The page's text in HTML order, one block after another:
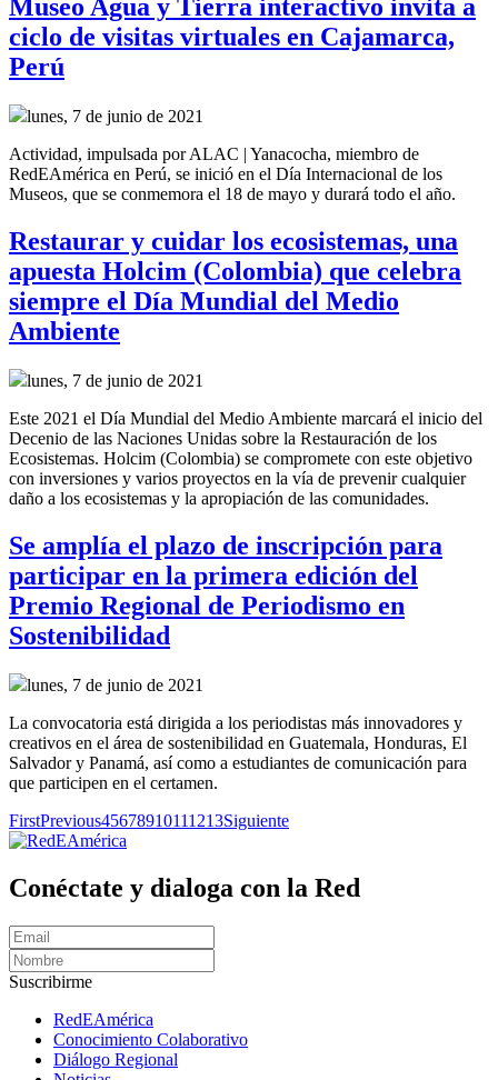
Museo Agua y Tierra interactivo invita a
ciclo de visitas virtuales en Cajamarca,
Perú
lunes, 7 de junio de 2021
Actividad, impulsada por ALAC | Yanacocha, miembro de
RedEAmérica en Perú, se inició en el Día Internacional de los
Museos, que se conmemora el 18 de mayo y durará todo el año.
Restaurar y cuidar los ecosistemas, una
apuesta Holcim (Colombia) que celebra
siempre el Día Mundial del Medio
Ambiente
lunes, 7 de junio de 2021
Este 2021 el Día Mundial del Medio Ambiente marcará el inicio del
Decenio de las Naciones Unidas sobre la Restauración de los
Ecosistemas. Holcim (Colombia) se compromete con este objetivo
con inversiones y varios proyectos en la vía de prevenir cualquier
daño a los ecosistemas y la apropiación de las comunidades.
Se amplía el plazo de inscripción para
participar en la primera edición del
Premio Regional de Periodismo en
Sostenibilidad
lunes, 7 de junio de 2021
La convocatoria está dirigida a los periodistas más innovadores y
creativos en el área de sostenibilidad en Guatemala, Honduras, El
Salvador y Panamá, así como a estudiantes de comunicación para
que participen en el certamen.
FirstPrevious45678910111213Siguiente
Conéctate y dialoga con la Red
Suscribirme
RedEAmérica
Conocimiento Colaborativo
Diálogo Regional